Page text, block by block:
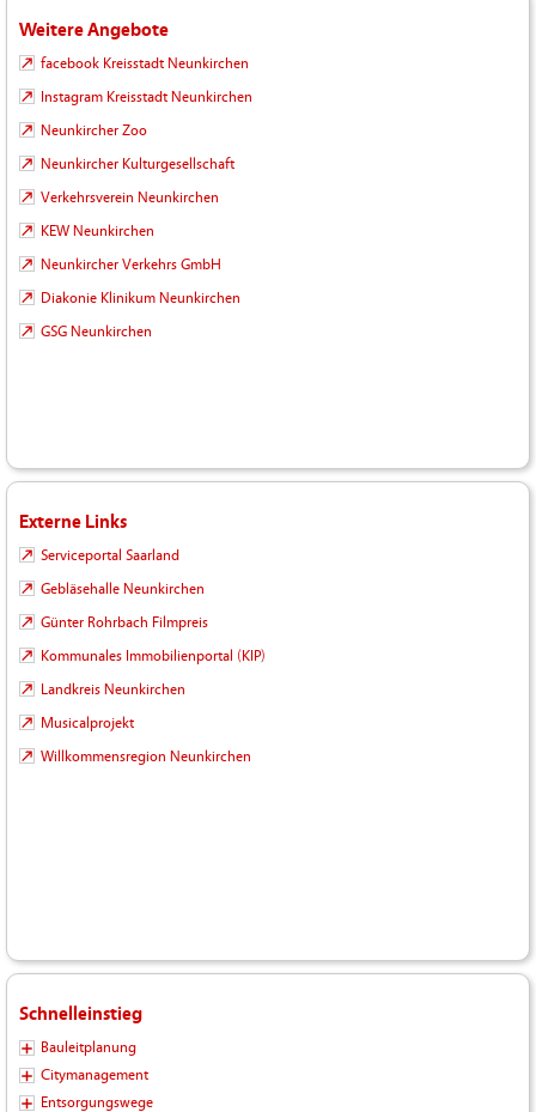
Weitere Angebote
facebook Kreisstadt Neunkirchen
Instagram Kreisstadt Neunkirchen
Neunkircher Zoo
Neunkircher Kulturgesellschaft
Verkehrsverein Neunkirchen
KEW Neunkirchen
Neunkircher Verkehrs GmbH
Diakonie Klinikum Neunkirchen
GSG Neunkirchen
Externe Links
Serviceportal Saarland
Gebläsehalle Neunkirchen
Günter Rohrbach Filmpreis
Kommunales Immobilienportal (KIP)
Landkreis Neunkirchen
Musicalprojekt
Willkommensregion Neunkirchen
Schnelleinstieg
Bauleitplanung
Citymanagement
Entsorgungswege